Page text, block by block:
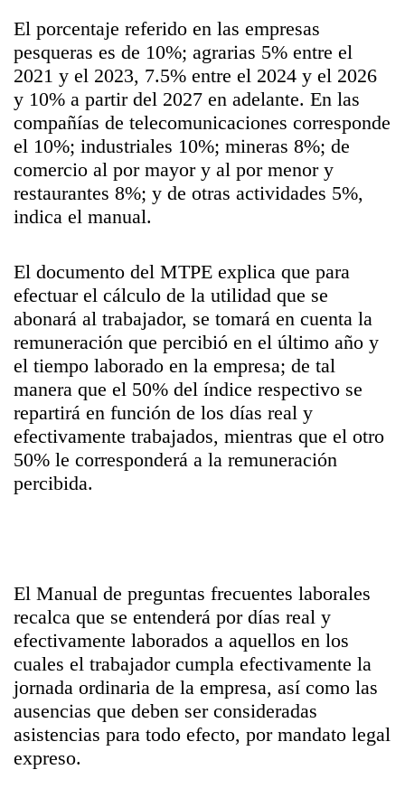
El porcentaje referido en las empresas
pesqueras es de 10%; agrarias 5% entre el
2021 y el 2023, 7.5% entre el 2024 y el 2026
y 10% a partir del 2027 en adelante. En las
compañías de telecomunicaciones corresponde
el 10%; industriales 10%; mineras 8%; de
comercio al por mayor y al por menor y
restaurantes 8%; y de otras actividades 5%,
indica el manual.
El documento del MTPE explica que para
efectuar el cálculo de la utilidad que se
abonará al trabajador, se tomará en cuenta la
remuneración que percibió en el último año y
el tiempo laborado en la empresa; de tal
manera que el 50% del índice respectivo se
repartirá en función de los días real y
efectivamente trabajados, mientras que el otro
50% le corresponderá a la remuneración
percibida.
El Manual de preguntas frecuentes laborales
recalca que se entenderá por días real y
efectivamente laborados a aquellos en los
cuales el trabajador cumpla efectivamente la
jornada ordinaria de la empresa, así como las
ausencias que deben ser consideradas
asistencias para todo efecto, por mandato legal
expreso.